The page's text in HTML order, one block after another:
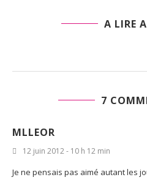
A LIRE
7
MLLEOR
12 juin 2012 - 10 h 12 min
Je ne pensais pas aimé autant les